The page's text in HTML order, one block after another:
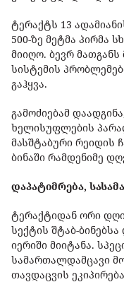
ტერაქტს 13
500-ზე მეტმა პირმა
მიიღო. ბევრ
სისტემის
გაჰყვა.
გამოძიებამ
ხელისუფლების
მასშტაბური რეიდის
ბინაში რამდენიმე
დაპატიმრება,
ტერაქტიდან ორი
სექტის შტაბ-
იერიში მიიტანა.
სამართალდამცავი
თავდაცვის